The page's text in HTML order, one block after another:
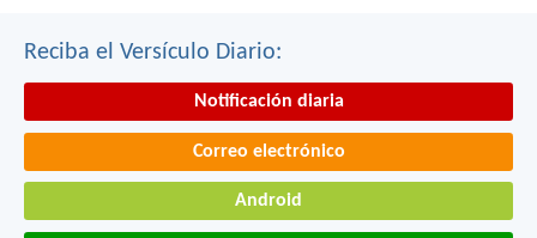
Reciba el Versículo Diario:
Notificación diaria
Correo electrónico
Android